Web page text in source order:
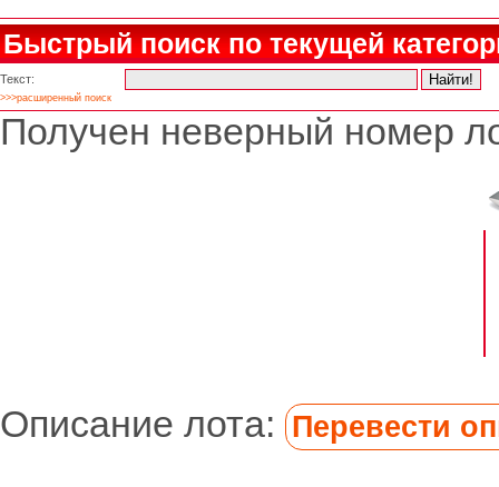
Быстрый поиск по текущей
Текст:
>>>расширенный поиск
Получен неверный номер
Описание лота: Перевести